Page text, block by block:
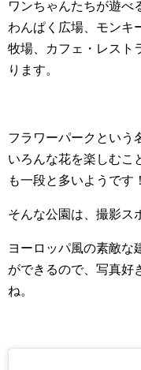
ワンちゃんたちが遊べ
わんぱく広場、モンキ
牧場、カフェ・レスト
ります。
フラワーパークという
いろんな花を楽しむこ
も一段と多いようです！
そんな公園は、撮影ス
ヨーロッパ風の素敵な
ができるので、写真好
ね。